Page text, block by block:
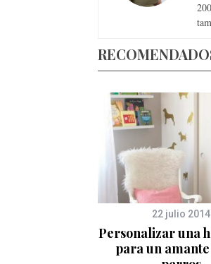
22 julio 2014
Personalizar una
para un